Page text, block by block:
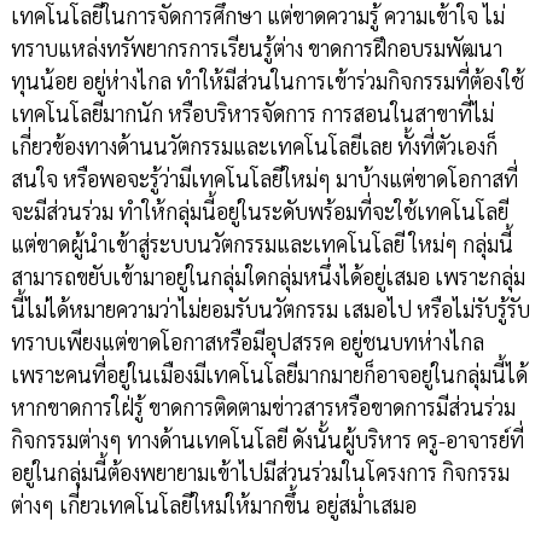
เทคโนโลยีในการจัดการศึกษา แต่ขาดความรู้ ความเข้าใจ ไม่
ทราบแหล่งทรัพยากรการเรียนรู้ต่าง ขาดการฝึกอบรมพัฒนา
ทุนน้อย อยู่ห่างไกล ทำให้มีส่วนในการเข้าร่วมกิจกรรมที่ต้องใช้
เทคโนโลยีมากนัก หรือบริหารจัดการ การสอนในสาขาที่ไม่
เกี่ยวข้องทางด้านนวัตกรรมและเทคโนโลยีเลย ทั้งที่ตัวเองก็
สนใจ หรือพอจะรู้ว่ามีเทคโนโลยีใหม่ๆ มาบ้างแต่ขาดโอกาสที่
จะมีส่วนร่วม ทำให้กลุ่มนี้อยู่ในระดับพร้อมที่จะใช้เทคโนโลยี
แต่ขาดผู้นำเข้าสู่ระบบนวัตกรรมและเทคโนโลยี ใหม่ๆ กลุ่มนี้
สามารถขยับเข้ามาอยู่ในกลุ่มใดกลุ่มหนึ่งได้อยู่เสมอ เพราะกลุ่ม
นี้ไม่ได้หมายความว่าไม่ยอมรับนวัตกรรม เสมอไป หรือไม่รับรู้รับ
ทราบเพียงแต่ขาดโอกาสหรือมีอุปสรรค อยู่ชนบทห่างไกล
เพราะคนที่อยู่ในเมืองมีเทคโนโลยีมากมายก็อาจอยู่ในกลุ่มนี้ได้
หากขาดการใฝ่รู้ ขาดการติดตามข่าวสารหรือขาดการมีส่วนร่วม
กิจกรรมต่างๆ ทางด้านเทคโนโลยี ดังนั้นผู้บริหาร ครู-อาจารย์ที่
อยู่ในกลุ่มนี้ต้องพยายามเข้าไปมีส่วนร่วมในโครงการ กิจกรรม
ต่างๆ เกี่ยวเทคโนโลยีใหม่ให้มากขึ้น อยู่สม่ำเสมอ